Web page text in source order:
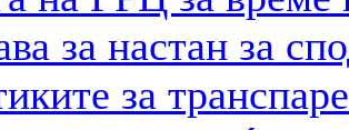
за настан за
за